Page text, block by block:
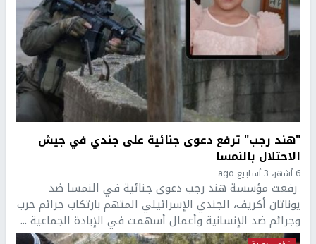
"هند رجب" ترفع دعوى جنائية على جندي في جيش
الاحتلال بالنمسا
6 أشهر، 3 أسابيع ago
رفعت مؤسسة هند رجب دعوى جنائية في النمسا ضد
يوناتان أكريف، الجندي الإسرائيلي المتهم بارتكاب جرائم حرب
وجرائم ضد الإنسانية وأعمال أسهمت في الإبادة الجماعية ...